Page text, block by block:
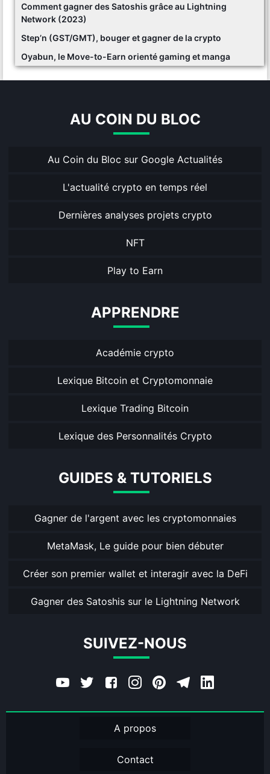
Comment gagner des Satoshis grâce au Lightning
Network (2023)
Step’n (GST/GMT), bouger et gagner de la crypto
Oyabun, le Move-to-Earn orienté gaming et manga
AU COIN DU BLOC
Au Coin du Bloc sur Google Actualités
L'actualité crypto en temps réel
Dernières analyses projets crypto
NFT
Play to Earn
APPRENDRE
Académie crypto
Lexique Bitcoin et Cryptomonnaie
Lexique Trading Bitcoin
Lexique des Personnalités Crypto
GUIDES & TUTORIELS
Gagner de l'argent avec les cryptomonnaies
MetaMask, Le guide pour bien débuter
Créer son premier wallet et interagir avec la DeFi
Gagner des Satoshis sur le Lightning Network
SUIVEZ-NOUS
A propos
Contact